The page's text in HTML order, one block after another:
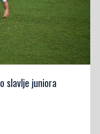
slavlje juniora